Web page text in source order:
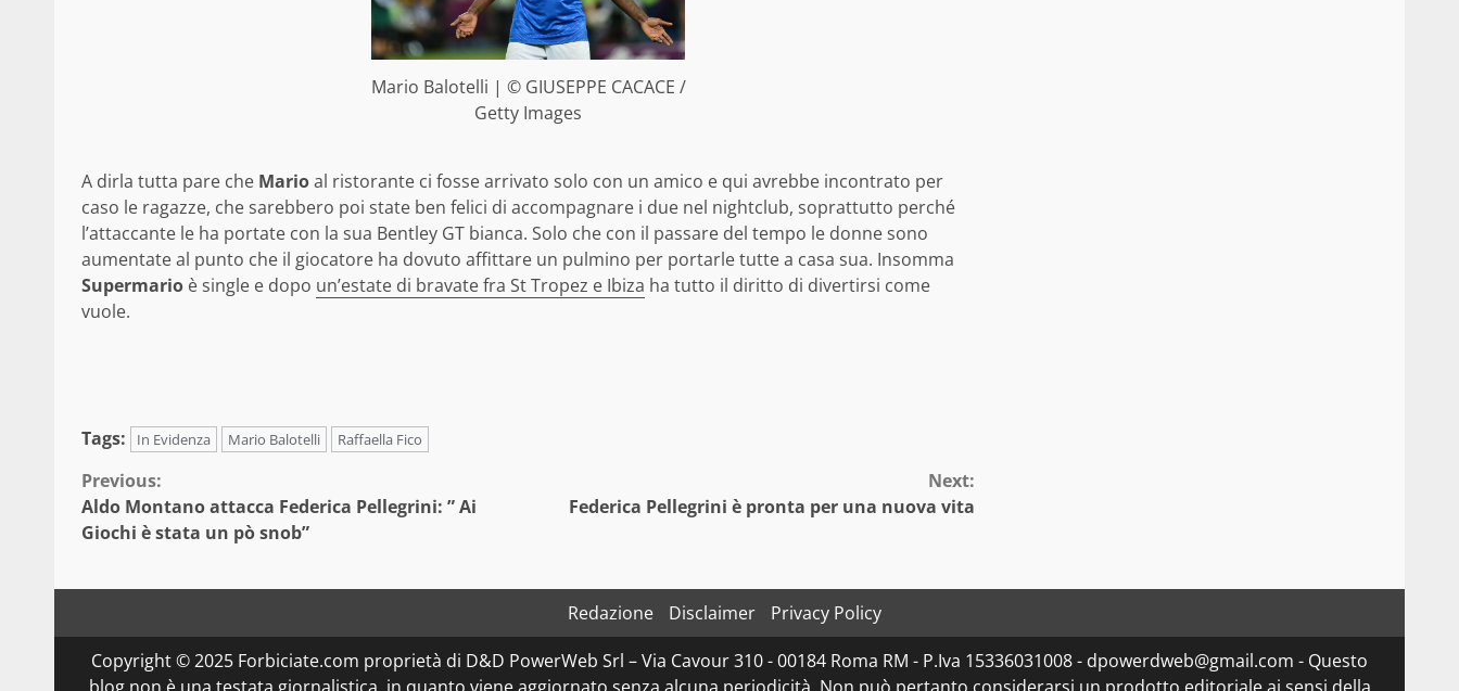
Mario Balotelli | © GIUSEPPE CACACE /
Getty Images
A dirla tutta pare che Marioal ristorante ci fosse arrivato solo con un amico e qui avrebbe incontrato per
caso le ragazze, che sarebbero poi state ben felici di accompagnare i due nel nightclub, soprattutto perché
l’attaccante le ha portate con la sua Bentley GT bianca. Solo che con il passare del tempo le donne sono
aumentate al punto che il giocatore ha dovuto affittare un pulmino per portarle tutte a casa sua. Insomma
Supermario è single e dopo un’estate di bravate fra St Tropez e Ibiza ha tutto il diritto di divertirsi come
vuole.
Tags: In Evidenza Mario Balotelli Raffaella Fico
Continue
Reading
Previous:
Aldo Montano attacca Federica Pellegrini: ” Ai
Giochi è stata un pò snob”
Next:
Federica Pellegrini è pronta per una nuova vita
Redazione Disclaimer
Privacy Policy
Copyright © 2025 Forbiciate.com proprietà di D&D PowerWeb Srl – Via Cavour 310 - 00184 Roma RM - P.Iva 15336031008 - dpowerdweb@gmail.com - Questo